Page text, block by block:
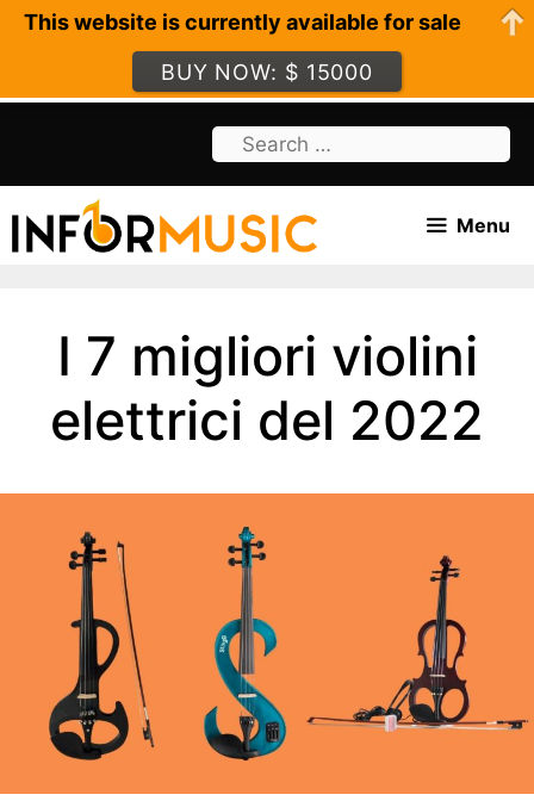
Menu
I 7 migliori violini
elettrici del 2022
This website is currently available for sale
BUY NOW: $ 15000